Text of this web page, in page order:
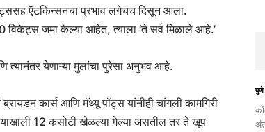
ऍटकिन्सनचा प्रभाव लगेचच दिसून आला.
जमा केल्या आहेत, त्याला ‘ते सर्व मिळाले आहे.’
त्यानंतर येणाऱ्या मुलांचा पुरेसा अनुभव आहे.
कार्स आणि मॅथ्यू पॉट्स यांनीही चांगली कामगिरी
12 कसोटी खेळल्या गेल्या असतील तर ते खूप
पुणे